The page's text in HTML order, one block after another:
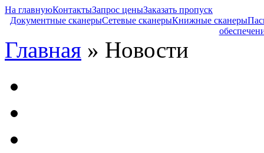
На главнуюКонтактыЗапрос ценыЗаказать пропуск
Документные сканерыСетевые сканерыКнижные сканеры
Главная » Новости